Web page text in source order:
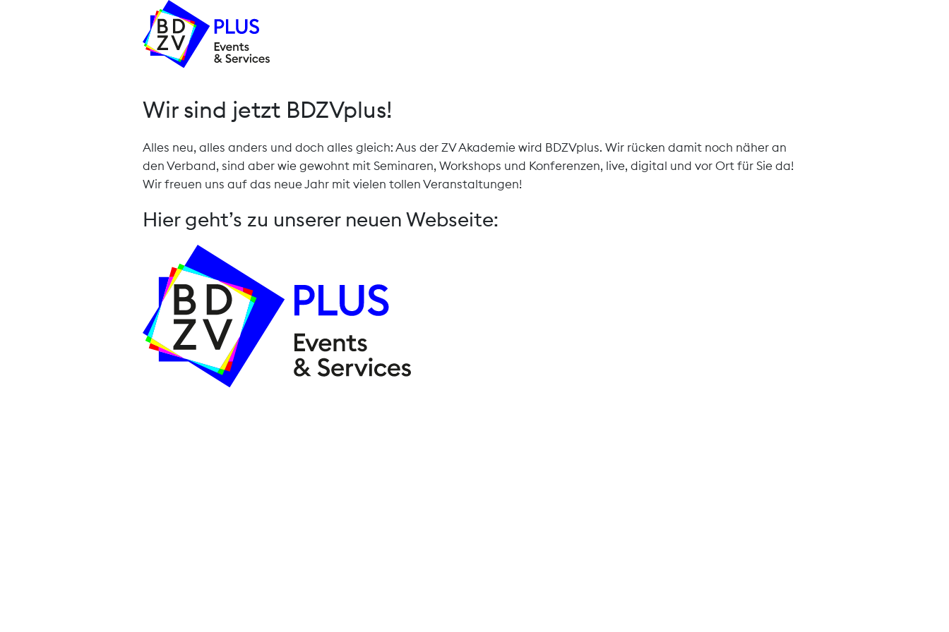
Wir sind jetzt BDZVplus!
Alles neu, alles anders und doch alles gleich: Aus der ZV Akademie wird BDZVplus. Wir rücken damit noch näher an
den Verband, sind aber wie gewohnt mit Seminaren, Workshops und Konferenzen, live, digital und vor Ort für Sie da!
Wir freuen uns auf das neue Jahr mit vielen tollen Veranstaltungen!
Hier geht’s zu unserer neuen Webseite: